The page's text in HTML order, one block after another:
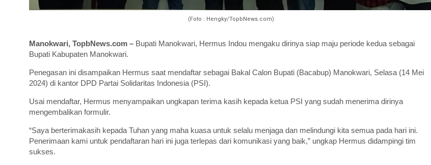
(Foto : Hengky/TopbNews.com)
Manokwari, TopbNews.com – Bupati Manokwari, Hermus Indou mengaku dirinya siap maju periode kedua sebagai
Bupati Kabupaten Manokwari.
Penegasan ini disampaikan Hermus saat mendaftar sebagai Bakal Calon Bupati (Bacabup) Manokwari, Selasa (14 Mei
2024) di kantor DPD Partai Solidaritas Indonesia (PSI).
Usai mendaftar, Hermus menyampaikan ungkapan terima kasih kepada ketua PSI yang sudah menerima dirinya
mengembalikan formulir.
“Saya berterimakasih kepada Tuhan yang maha kuasa untuk selalu menjaga dan melindungi kita semua pada hari ini.
Penerimaan kami untuk pendaftaran hari ini juga terlepas dari komunikasi yang baik,” ungkap Hermus didampingi tim
sukses.